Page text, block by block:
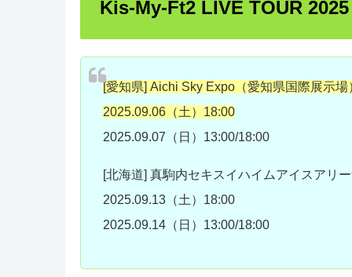
Kis-My-Ft2 LIVE TOUR
[愛知県] Aichi Sky Expo（愛知県国際展示場
2025.09.06（土）18:00
2025.09.07（日）13:00/18:00
[北海道] 真駒内セキスイハイムアイスアリ
2025.09.13（土）18:00
2025.09.14（日）13:00/18:00